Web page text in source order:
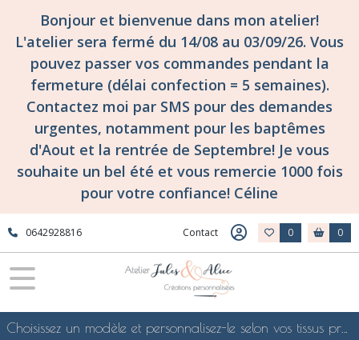
Bonjour et bienvenue dans mon atelier!
L'atelier sera fermé du 14/08 au 03/09/26. Vous
pouvez passer vos commandes pendant la
fermeture (délai confection = 5 semaines).
Contactez moi par SMS pour des demandes
urgentes, notamment pour les baptêmes
d'Aout et la rentrée de Septembre! Je vous
souhaite un bel été et vous remercie 1000 fois
pour votre confiance! Céline
0642928816 Contact 0 0
Choisissez un modèle et personnalisez-le selon vos tissus préférés de mes collections en ligne, je le confectionnerai selon vos souhaits